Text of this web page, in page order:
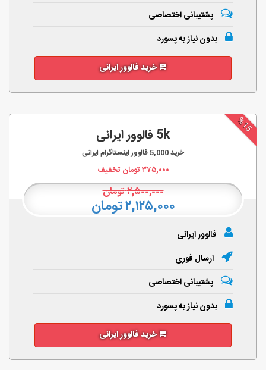
پشتیبانی اختصاصی
بدون نیاز به پسورد
خرید فالوور ایرانی
%15
5k فالوور ایرانی
خرید5,000فالوور اینستاگرام ایرانی
۳۷۵,۰۰۰تومان تخفیف
۲,۵۰۰,۰۰۰تومان
۲,۱۲۵,۰۰۰ تومان
فالوور ایرانی
ارسال فوری
پشتیبانی اختصاصی
بدون نیاز به پسورد
خرید فالوور ایرانی